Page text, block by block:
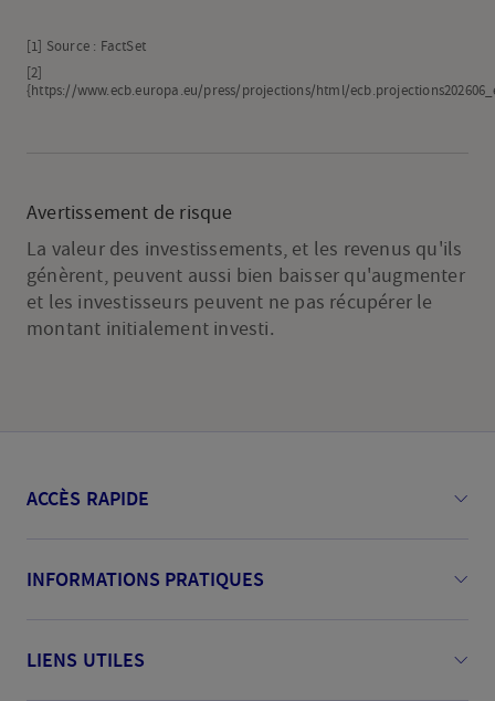
croissance
[1] Source : FactSet
[2]
{https://www.ecb.europa.eu/press/projections/html/
Avertissement de risque
La valeur des investissements, et les revenus qu'ils
génèrent, peuvent aussi bien baisser qu'augmenter
et les investisseurs peuvent ne pas récupérer le
montant initialement investi.
ACCÈS RAPIDE
INFORMATIONS PRATIQUES
LIENS UTILES